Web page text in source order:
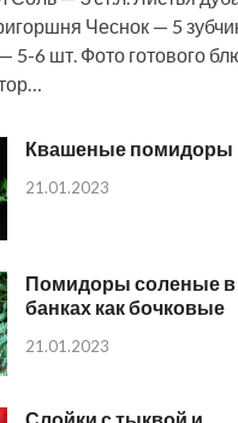
Чеснок — 5
5-6 шт. Фото готового
Квашеные помидоры
21.01.2023
Помидоры соленые в
банках как бочковые
21.01.2023
Слойки с тыквой и